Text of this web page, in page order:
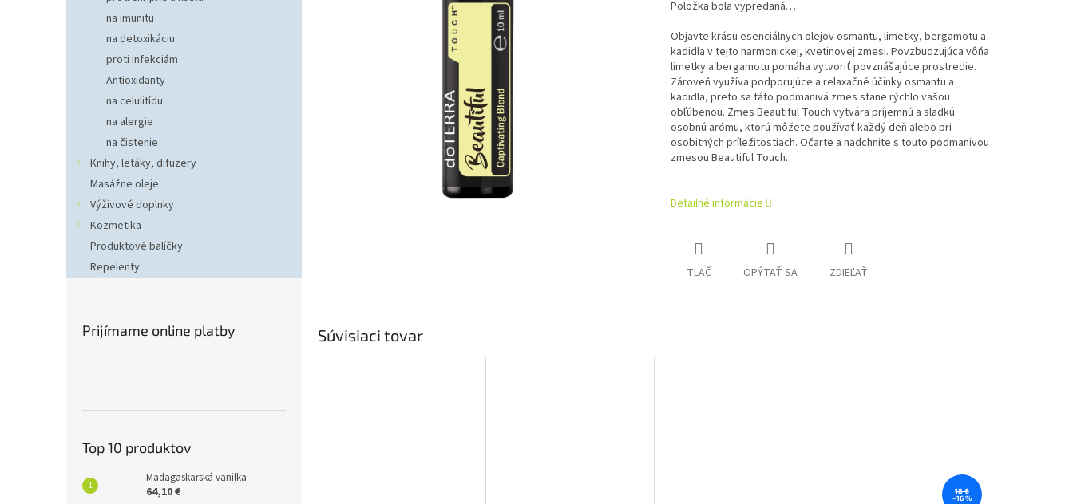
na imunitu
na detoxikáciu
proti infekciám
Antioxidanty
na celulitídu
na alergie
na čistenie
Knihy, letáky, difuzery
Masážne oleje
Výživové doplnky
Kozmetika
Produktové balíčky
Repelenty
Prijímame online platby
Top 10 produktov
Madagaskarská vanilka
64,10 €
Položka bola vypredaná…
Objavte krásu esenciálnych olejov osmantu, limetky, bergamotu a
kadidla v tejto harmonickej, kvetinovej zmesi. Povzbudzujúca vôňa
limetky a bergamotu pomáha vytvoriť povznášajúce prostredie.
Zároveň využíva podporujúce a relaxačné účinky osmantu a
kadidla, preto sa táto podmanivá zmes stane rýchlo vašou
obľúbenou. Zmes Beautiful Touch vytvára príjemnú a sladkú
osobnú arómu, ktorú môžete používať každý deň alebo pri
osobitných príležitostiach. Očarte a nadchnite s touto podmanivou
zmesou Beautiful Touch.
Detailné informácie
TLAČ OPÝTAŤ SA ZDIEĽAŤ
Súvisiaci tovar
18 €
–16 %